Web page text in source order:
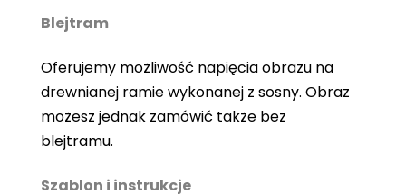
Blejtram
Oferujemy możliwość napięcia obrazu na
drewnianej ramie wykonanej z sosny. Obraz
możesz jednak zamówić także bez
blejtramu.
Szablon i instrukcje